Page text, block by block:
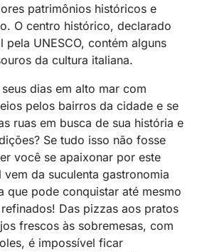
patrimônios históricos e
O centro histórico, declarado
pela UNESCO, contém alguns
da cultura italiana.
dias em alto mar com
pelos bairros da cidade e se
ruas em busca de sua história e
Se tudo isso não fosse
você se apaixonar por este
da suculenta gastronomia
que pode conquistar até mesmo
Das pizzas aos pratos
frescos às sobremesas, com
é impossível ficar